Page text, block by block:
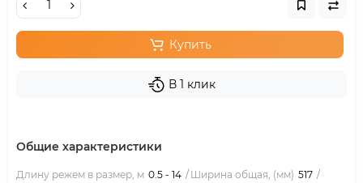
Купить
В 1 клик
Общие характеристики
Длину режем в размер, м 0.5 - 14 Ширина общая, (мм) 517